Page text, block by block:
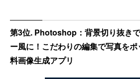
第3位. Photoshop：背景切り抜き
ー風に！こだわりの編集で写真を
料画像生成アプリ